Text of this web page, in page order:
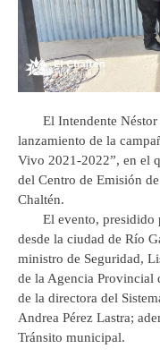
El Intendente Néstor
lanzamiento de la
Vivo 2021-2022”, en el
del Centro de Emisión
Chaltén.
El evento, presidido
desde la ciudad de Río
ministro de Seguridad,
de la Agencia Provincial
de la directora del
Andrea Pérez Lastra;
Tránsito municipal.